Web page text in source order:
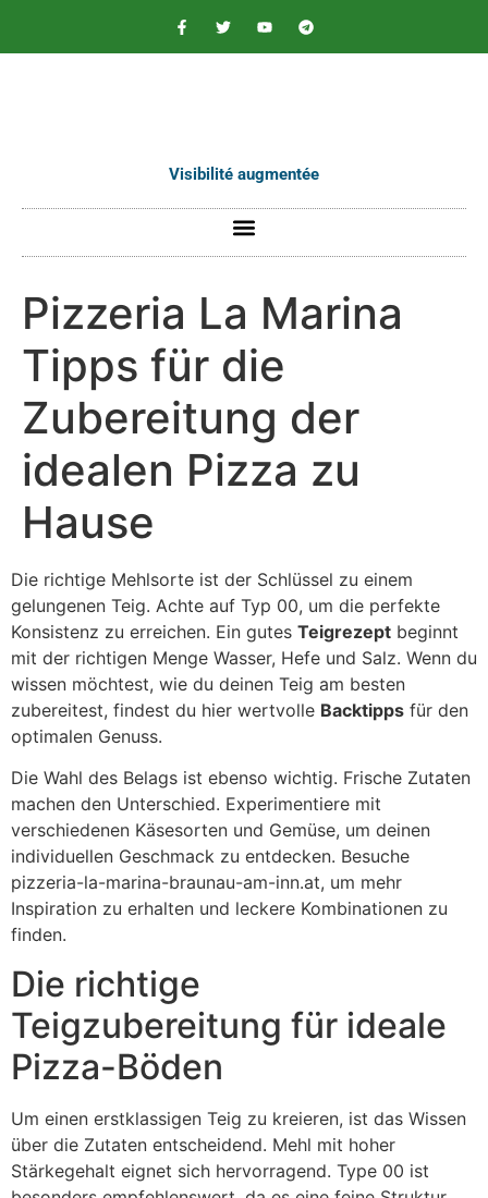
Visibilité augmentée
Pizzeria La Marina
Tipps für die
Zubereitung der
idealen Pizza zu
Hause
Die richtige Mehlsorte ist der Schlüssel zu einem
gelungenen Teig. Achte auf Typ 00, um die perfekte
Konsistenz zu erreichen. Ein gutes Teigrezept beginnt
mit der richtigen Menge Wasser, Hefe und Salz. Wenn du
wissen möchtest, wie du deinen Teig am besten
zubereitest, findest du hier wertvolle Backtipps für den
optimalen Genuss.
Die Wahl des Belags ist ebenso wichtig. Frische Zutaten
machen den Unterschied. Experimentiere mit
verschiedenen Käsesorten und Gemüse, um deinen
individuellen Geschmack zu entdecken. Besuche
pizzeria-la-marina-braunau-am-inn.at, um mehr
Inspiration zu erhalten und leckere Kombinationen zu
finden.
Die richtige
Teigzubereitung für ideale
Pizza-Böden
Um einen erstklassigen Teig zu kreieren, ist das Wissen
über die Zutaten entscheidend. Mehl mit hoher
Stärkegehalt eignet sich hervorragend. Type 00 ist